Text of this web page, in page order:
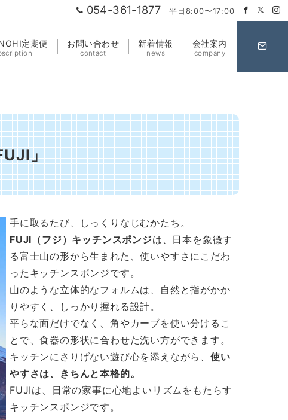
054-361-1877 平日8:00〜17:00
定期便 お問い合わせ
contact
新着情報
news
会社案内
company
」
手に取るたび、しっくりなじむかたち。
FUJI（フジ）キッチンスポンジは、日本を象徴す
る富士山の形から生まれた、使いやすさにこだわ
ったキッチンスポンジです。
山のような立体的なフォルムは、自然と指がかか
りやすく、しっかり握れる設計。
平らな面だけでなく、角やカーブを使い分けるこ
とで、食器の形状に合わせた洗い方ができます。
キッチンにさりげない遊び心を添えながら、 使い
やすさは、きちんと本格的。
FUJIは、日常の家事に心地よいリズムをもたらす
キッチンスポンジです。